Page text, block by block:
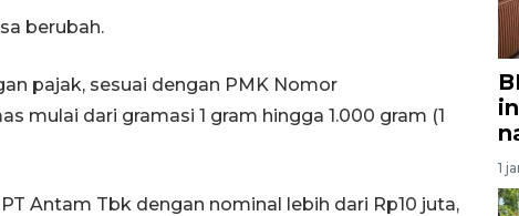
berubah.
pajak, sesuai dengan PMK Nomor
mulai dari gramasi 1 gram hingga 1.000 gram (1
Antam Tbk dengan nominal lebih dari Rp10 juta,
1